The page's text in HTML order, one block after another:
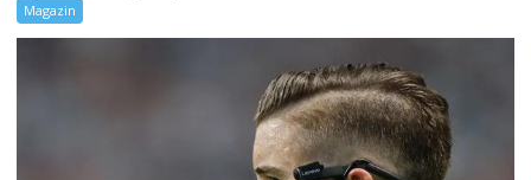
Magazin